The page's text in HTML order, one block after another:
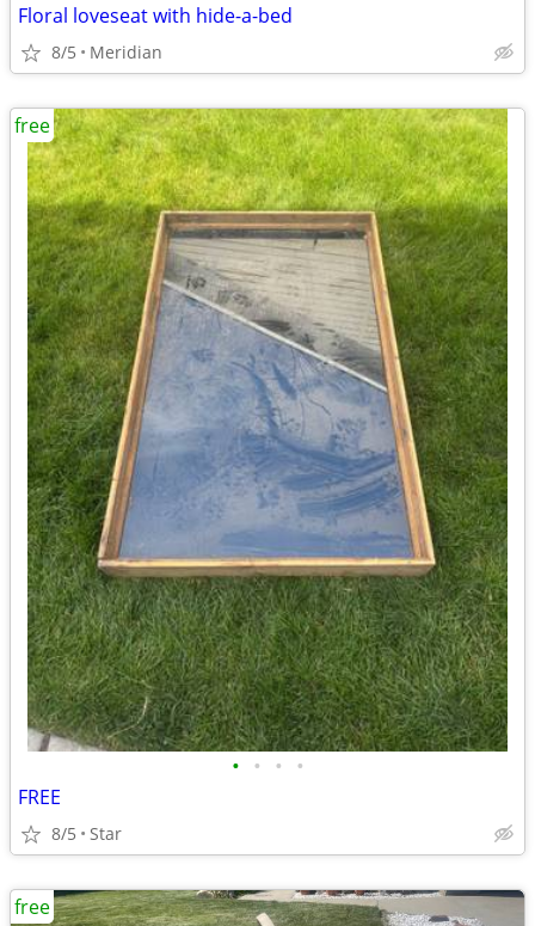
Floral loveseat with hide-a-bed
8/5 Meridian
• • • •
FREE
8/5 Star
free
free